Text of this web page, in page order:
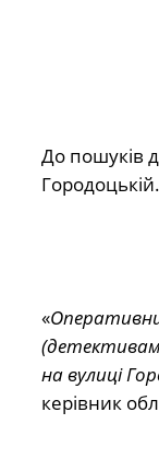
До пошуків
Городоцькій.
«
на вулиці
керівник